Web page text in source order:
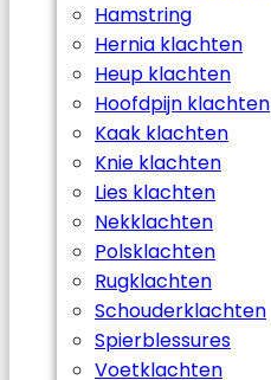
Hamstring
Hernia klachten
Heup klachten
Hoofdpijn klachten
Kaak klachten
Knie klachten
Lies klachten
Nekklachten
Polsklachten
Rugklachten
Schouderklachten
Spierblessures
Voetklachten